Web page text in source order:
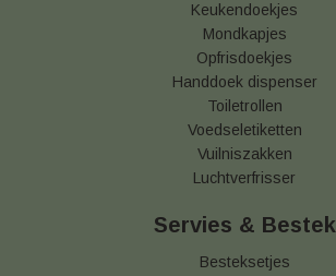
Keukendoekjes
Mondkapjes
Opfrisdoekjes
Handdoek dispenser
Toiletrollen
Voedseletiketten
Vuilniszakken
Luchtverfrisser
Servies & Bestek
Besteksetjes